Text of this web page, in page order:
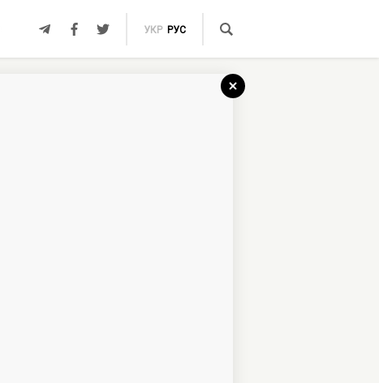
УКР РУС